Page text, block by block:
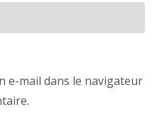
e-mail dans le navigateur